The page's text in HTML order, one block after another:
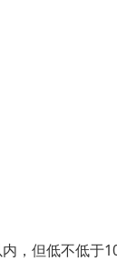
，但低不低于